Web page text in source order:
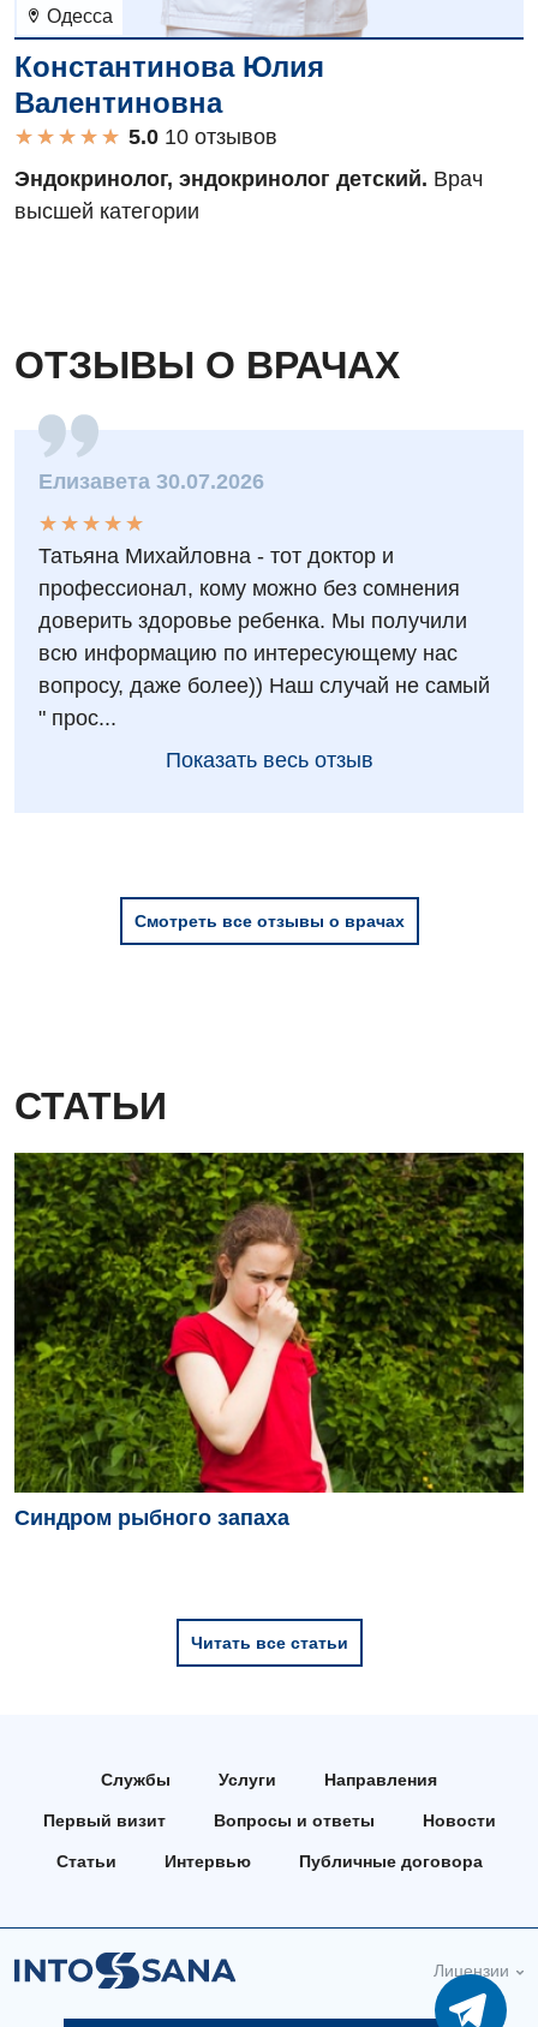
Одесса
Константинова Юлия
Валентиновна
★
★
★
★
★
★ ★ ★ ★ ★
10 отзывов
Эндокринолог, эндокринолог детский. Врач
высшей категории
ОТЗЫВЫ О ВРАЧАХ
Елизавета 30.07.2026
★
★
★
★
★
★ ★ ★ ★ ★
Татьяна Михайловна - тот доктор и
профессионал, кому можно без сомнения
доверить здоровье ребенка. Мы получили
всю информацию по интересующему нас
вопросу, даже более)) Наш случай не самый
" прос...
Показать весь отзыв
Смотреть все отзывы о врачах
СТАТЬИ
Синдром рыбного запаха
Читать все статьи
Службы Услуги Направления
Первый визит Вопросы и ответы Новости
Статьи Интервью Публичные договора
Лицензии